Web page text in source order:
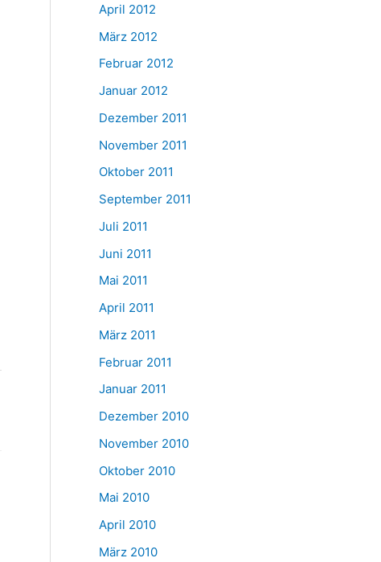
April 2012
März 2012
Februar 2012
Januar 2012
Dezember 2011
November 2011
Oktober 2011
September 2011
Juli 2011
Juni 2011
Mai 2011
April 2011
März 2011
Februar 2011
Januar 2011
Dezember 2010
November 2010
Oktober 2010
Mai 2010
April 2010
März 2010